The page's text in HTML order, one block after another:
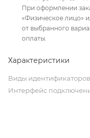
При оформлении
«Физическое лицо»
от выбранного
оплаты.
Характеристики
Виды идентификаторов
Интерфейс